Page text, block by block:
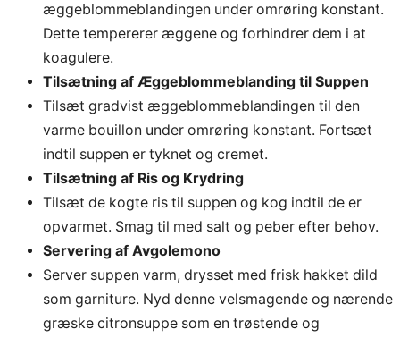
æggeblommeblandingen under omrøring konstant.
Dette tempererer æggene og forhindrer dem i at
koagulere.
Tilsætning af Æggeblommeblanding til Suppen
Tilsæt gradvist æggeblommeblandingen til den
varme bouillon under omrøring konstant. Fortsæt
indtil suppen er tyknet og cremet.
Tilsætning af Ris og Krydring
Tilsæt de kogte ris til suppen og kog indtil de er
opvarmet. Smag til med salt og peber efter behov.
Servering af Avgolemono
Server suppen varm, drysset med frisk hakket dild
som garniture. Nyd denne velsmagende og nærende
græske citronsuppe som en trøstende og